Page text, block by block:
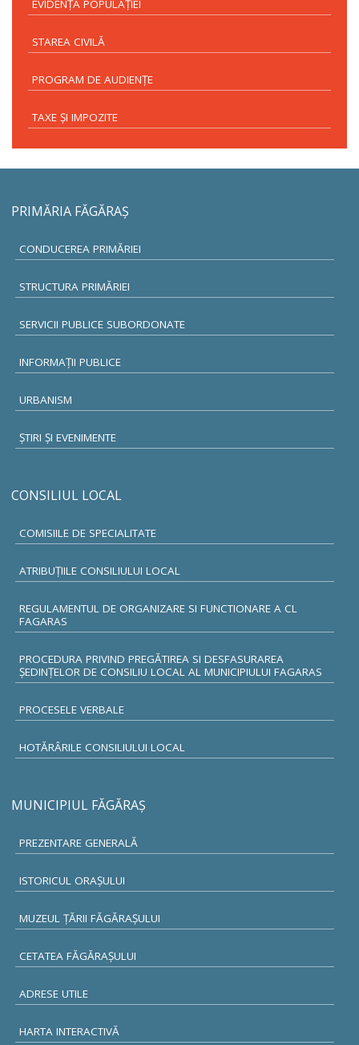
EVIDENŢA POPULAŢIEI
STAREA CIVILĂ
PROGRAM DE AUDIENŢE
TAXE ŞI IMPOZITE
PRIMĂRIA FĂGĂRAŞ
CONDUCEREA PRIMĂRIEI
STRUCTURA PRIMĂRIEI
SERVICII PUBLICE SUBORDONATE
INFORMAŢII PUBLICE
URBANISM
ŞTIRI ŞI EVENIMENTE
CONSILIUL LOCAL
COMISIILE DE SPECIALITATE
ATRIBUŢIILE CONSILIULUI LOCAL
REGULAMENTUL DE ORGANIZARE SI FUNCTIONARE A CL
FAGARAS
PROCEDURA PRIVIND PREGĂTIREA SI DESFASURAREA
ȘEDINȚELOR DE CONSILIU LOCAL AL MUNICIPIULUI FAGARAS
PROCESELE VERBALE
HOTĂRÂRILE CONSILIULUI LOCAL
MUNICIPIUL FĂGĂRAŞ
PREZENTARE GENERALĂ
ISTORICUL ORAŞULUI
MUZEUL ŢĂRII FĂGĂRAŞULUI
CETATEA FĂGĂRAŞULUI
ADRESE UTILE
HARTA INTERACTIVĂ